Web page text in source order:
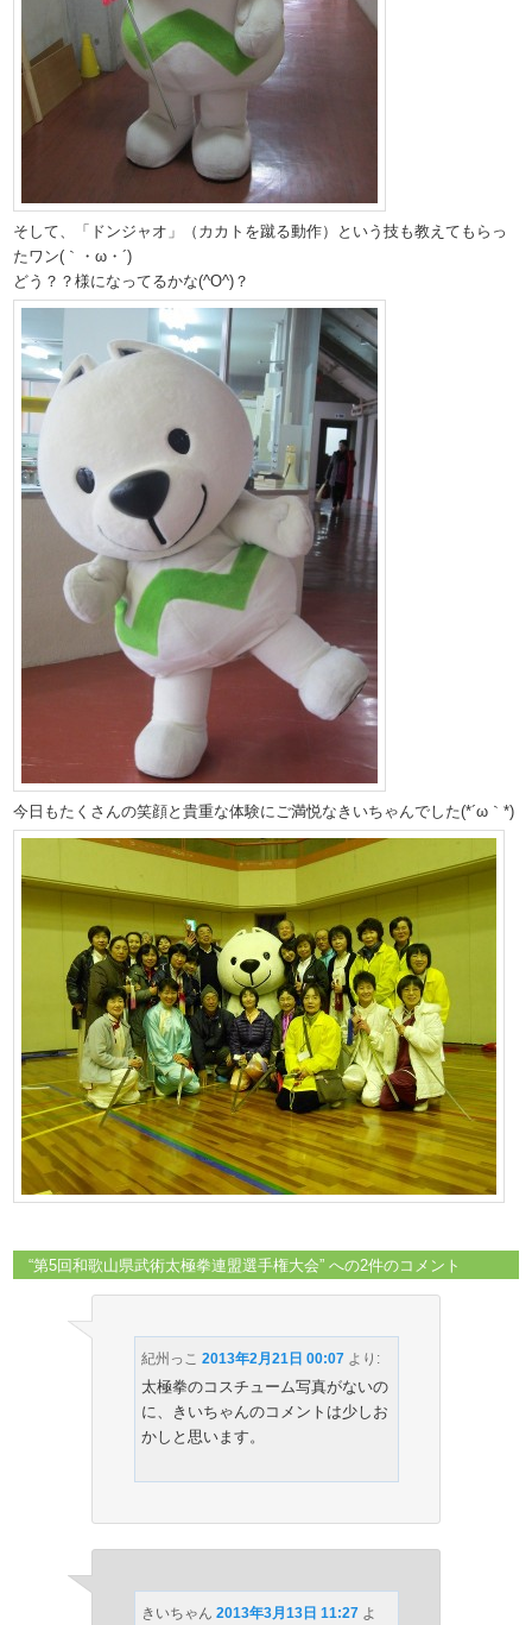
そして、「ドンジャオ」（カカトを蹴る動作）という技も教えてもらっ
たワン(｀・ω・´)
どう？？様になってるかな(^O^)？
今日もたくさんの笑顔と貴重な体験にご満悦なきいちゃんでした(*´ω｀*)
“第5回和歌山県武術太極拳連盟選手権大会” への2件のコメント
紀州っこ 2013年2月21日 00:07 より:
太極拳のコスチューム写真がないの
に、きいちゃんのコメントは少しお
かしと思います。
きいちゃん 2013年3月13日 11:27 よ